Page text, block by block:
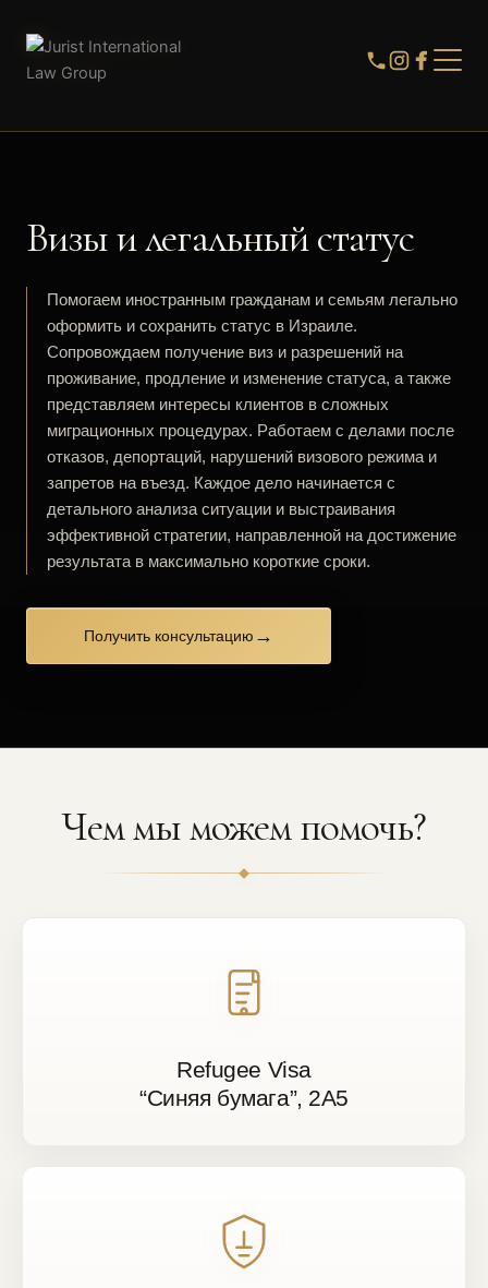
Визы и легальный статус
Помогаем иностранным гражданам и семьям легально
оформить и сохранить статус в Израиле.
Сопровождаем получение виз и разрешений на
проживание, продление и изменение статуса, а также
представляем интересы клиентов в сложных
миграционных процедурах. Работаем с делами после
отказов, депортаций, нарушений визового режима и
запретов на въезд. Каждое дело начинается с
детального анализа ситуации и выстраивания
эффективной стратегии, направленной на достижение
результата в максимально короткие сроки.
Получить консультацию →
Чем мы можем помочь?
Refugee Visa
“Синяя бумага”, 2A5